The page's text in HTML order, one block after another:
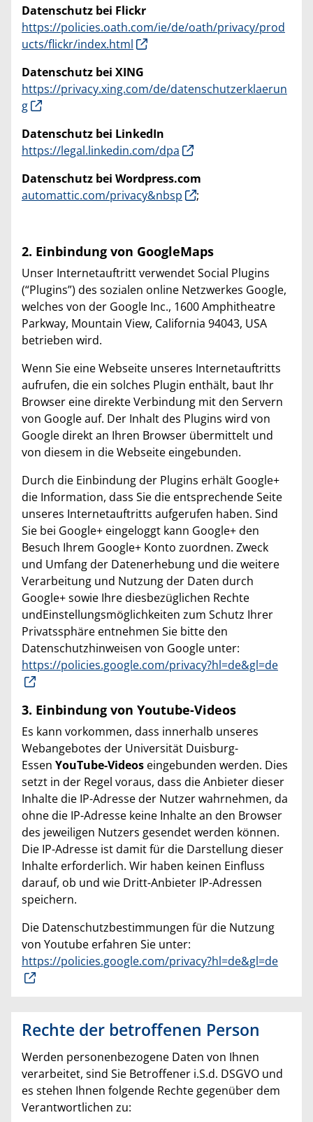
Datenschutz bei Flickr
https://policies.oath.com/ie/de/oath/privacy/prod
ucts/flickr/index.html
Datenschutz bei XING
https://privacy.xing.com/de/datenschutzerklaerun
g
Datenschutz bei LinkedIn
https://legal.linkedin.com/dpa
Datenschutz bei Wordpress.com
automattic.com/privacy&nbsp
;
2. Einbindung von GoogleMaps
Unser Internetauftritt verwendet Social Plugins
(“Plugins”) des sozialen online Netzwerkes Google,
welches von der Google Inc., 1600 Amphitheatre
Parkway, Mountain View, California 94043, USA
betrieben wird.
Wenn Sie eine Webseite unseres Internetauftritts
aufrufen, die ein solches Plugin enthält, baut Ihr
Browser eine direkte Verbindung mit den Servern
von Google auf. Der Inhalt des Plugins wird von
Google direkt an Ihren Browser übermittelt und
von diesem in die Webseite eingebunden.
Durch die Einbindung der Plugins erhält Google+
die Information, dass Sie die entsprechende Seite
unseres Internetauftritts aufgerufen haben. Sind
Sie bei Google+ eingeloggt kann Google+ den
Besuch Ihrem Google+ Konto zuordnen. Zweck
und Umfang der Datenerhebung und die weitere
Verarbeitung und Nutzung der Daten durch
Google+ sowie Ihre diesbezüglichen Rechte
undEinstellungsmöglichkeiten zum Schutz Ihrer
Privatssphäre entnehmen Sie bitte den
Datenschutzhinweisen von Google unter:
https://policies.google.com/privacy?hl=de&gl=de
3. Einbindung von Youtube-Videos
Es kann vorkommen, dass innerhalb unseres
Webangebotes der Universität Duisburg-
Essen YouTube-Videos eingebunden werden. Dies
setzt in der Regel voraus, dass die Anbieter dieser
Inhalte die IP-Adresse der Nutzer wahrnehmen, da
ohne die IP-Adresse keine Inhalte an den Browser
des jeweiligen Nutzers gesendet werden können.
Die IP-Adresse ist damit für die Darstellung dieser
Inhalte erforderlich. Wir haben keinen Einfluss
darauf, ob und wie Dritt-Anbieter IP-Adressen
speichern.
Die Datenschutzbestimmungen für die Nutzung
von Youtube erfahren Sie unter:
https://policies.google.com/privacy?hl=de&gl=de
Rechte der betroffenen Person
Werden personenbezogene Daten von Ihnen
verarbeitet, sind Sie Betroffener i.S.d. DSGVO und
es stehen Ihnen folgende Rechte gegenüber dem
Verantwortlichen zu: